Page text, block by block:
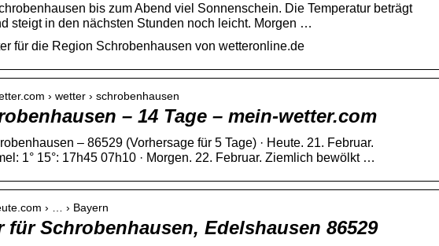
bis zum Abend viel Sonnenschein. Die Temperatur beträgt
steigt in den nächsten Stunden noch leicht. Morgen …
für die Region Schrobenhausen von wetteronline.de
› wetter › schrobenhausen
– 14 Tage – mein-wetter.com
– 86529 (Vorhersage für 5 Tage) · Heute. 21. Februar.
1° 15°: 17h45 07h10 · Morgen. 22. Februar. Ziemlich bewölkt …
› … › Bayern
für Schrobenhausen, Edelshausen 86529